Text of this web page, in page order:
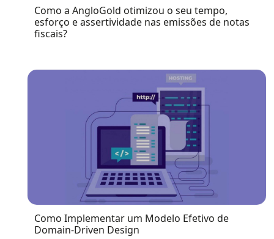
Como a AngloGold otimizou o seu tempo,
esforço e assertividade nas emissões de notas
fiscais?
Como Implementar um Modelo Efetivo de
Domain-Driven Design